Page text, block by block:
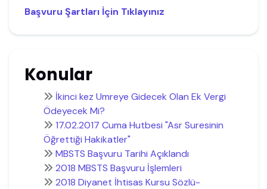
Başvuru Şartları İçin Tıklayınız
Konular
İkinci kez Umreye Gidecek Olan Ek Vergi
Ödeyecek Mi?
17.02.2017 Cuma Hutbesi "Asr Suresinin
Öğrettiği Hakikatler"
MBSTS Başvuru Tarihi Açıklandı
2018 MBSTS Başvuru İşlemleri
2018 Diyanet İhtisas Kursu Sözlü-